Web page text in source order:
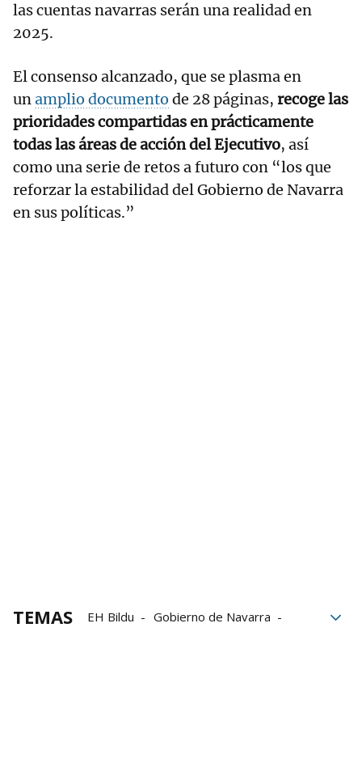
las cuentas navarras serán una realidad en
2025.
El consenso alcanzado, que se plasma en
unamplio documento de 28 páginas, recoge las
prioridades compartidas en prácticamente
todas las áreas de acción del Ejecutivo, así
como una serie de retos a futuro con “los que
reforzar la estabilidad del Gobierno de Navarra
en sus políticas.”
TEMAS EH Bildu
Gobierno de Navarra